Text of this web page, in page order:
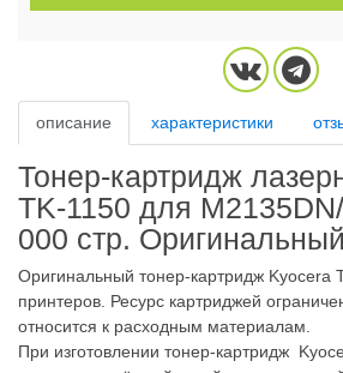
описание характеристики
Тонер-картридж
TK-1150 для
000 стр. Оригинальный
Оригинальный тонер-картридж Kyocera
принтеров. Ресурс картриджей
относится к расходным материалам.
При изготовлении тонер-картридж